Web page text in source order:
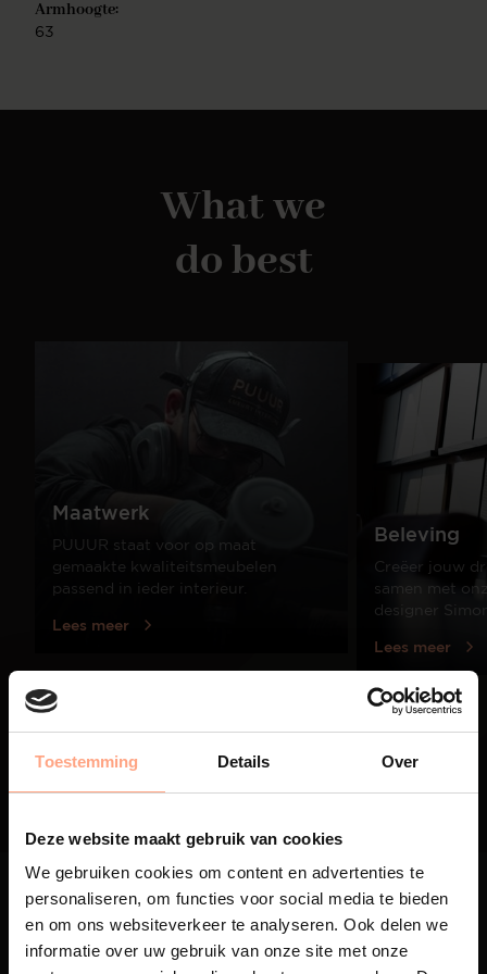
Toestemming Details Over
Deze website maakt gebruik van cookies
We gebruiken cookies om content en advertenties te
personaliseren, om functies voor social media te bieden
en om ons websiteverkeer te analyseren. Ook delen we
informatie over uw gebruik van onze site met onze
Armhoogte:
63
What we
do best
Maatwerk
PUUUR staat voor op maat
gemaakte kwaliteitsmeubelen
passend in ieder interieur.
Lees meer
Beleving
Creëer jouw
samen met
designer
Lees meer